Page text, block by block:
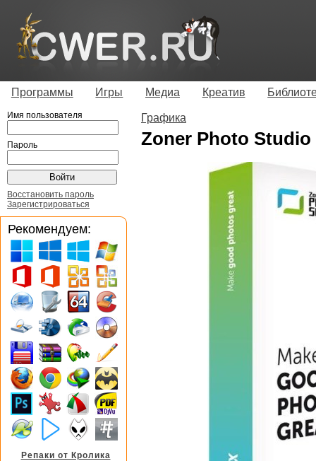
Программы Игры Медиа Креатив
Графика
Zoner Photo Studio
Имя пользователя
Пароль
Восстановить пароль
Зарегистрироваться
Рекомендуем:
Репаки от Кролика